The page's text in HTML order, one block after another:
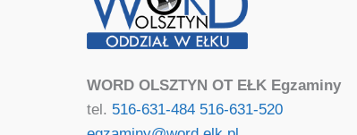
WORD OLSZTYN OT EŁK Egzaminy
tel. 516-631-484 516-631-520